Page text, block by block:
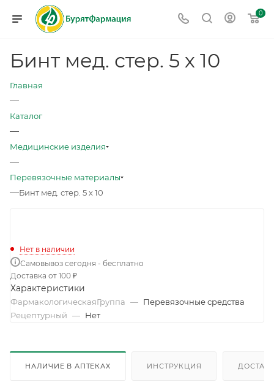
0
Бинт мед. стер. 5 х 10
Главная
—
Каталог
—
Медицинские изделия
—
Перевязочные материалы
—Бинт мед. стер. 5 х 10
Нет в наличии
Самовывоз сегодня - бесплатно
Доставка от 100 ₽
Характеристики
ФармакологическаяГруппа — Перевязочные средства
Рецептурный — Нет
НАЛИЧИЕ В АПТЕКАХ ИНСТРУКЦИЯ